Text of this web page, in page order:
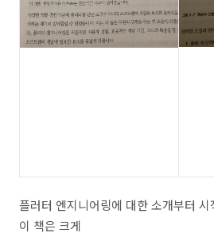
플러터 엔지니어링에 대한 소개부터 시
이 책은 크게